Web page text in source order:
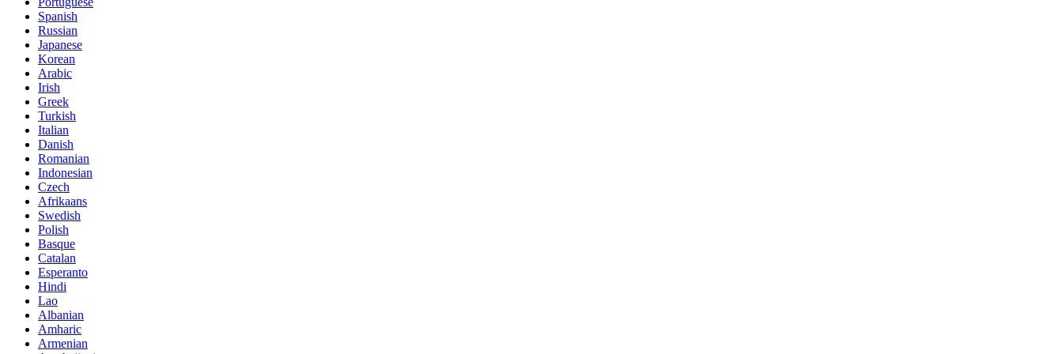
Spanish
Russian
Japanese
Korean
Arabic
Irish
Greek
Turkish
Italian
Danish
Romanian
Indonesian
Czech
Afrikaans
Swedish
Polish
Basque
Catalan
Esperanto
Hindi
Lao
Albanian
Amharic
Armenian